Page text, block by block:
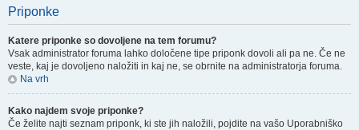
Priponke
Katere priponke so dovoljene na tem forumu?
Vsak administrator foruma lahko določene tipe priponk dovoli ali pa ne. Če ne
veste, kaj je dovoljeno naložiti in kaj ne, se obrnite na administratorja foruma.
Na vrh
Kako najdem svoje priponke?
Če želite najti seznam priponk, ki ste jih naložili, pojdite na vašo Uporabniško